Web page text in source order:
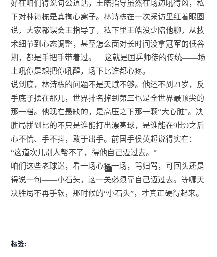
8
8
8
4
21
23
4
2
30
42
53
52
好在咱们得说句公道话，王皓指导虽然在场边吼得凶，私
下对林诗栋是真掏心窝子。林诗栋在一次采访里红着眼圈
说，大家都误会王指导了，私下里王皓没少陪他聊，从技
术细节到心态调整，甚至怎么面对长时间没拿冠军的低谷
期，都是手把手带着过。
11
这就是国乒师徒的传统——场
上吼你是想把你吼醒，场下比谁都心疼。
说到底，林诗栋的问题不是天赋不够。他还不到21岁，反
手底子摆在那儿，世界排名掉到第三也是全世界最顶尖的
那一档。他现在最缺的，是高压之下那一颗“大心脏”。决
胜局拼到比的不只是谁能打出漂亮球，是谁能在9比9之后
心不慌、手不抖，敢于出手。前国手侯英超说得实在：
“这道坎儿别人帮不了，得他自己迈过去。”
53
咱们这些老球迷，看一场心疼一场，骂归骂，可回头还是
得说一句——小石头，这一关必须靠自己迈过去。等哪天
决胜局不再手软，那时候的“小石头”，才真正硬得起来。
标签: